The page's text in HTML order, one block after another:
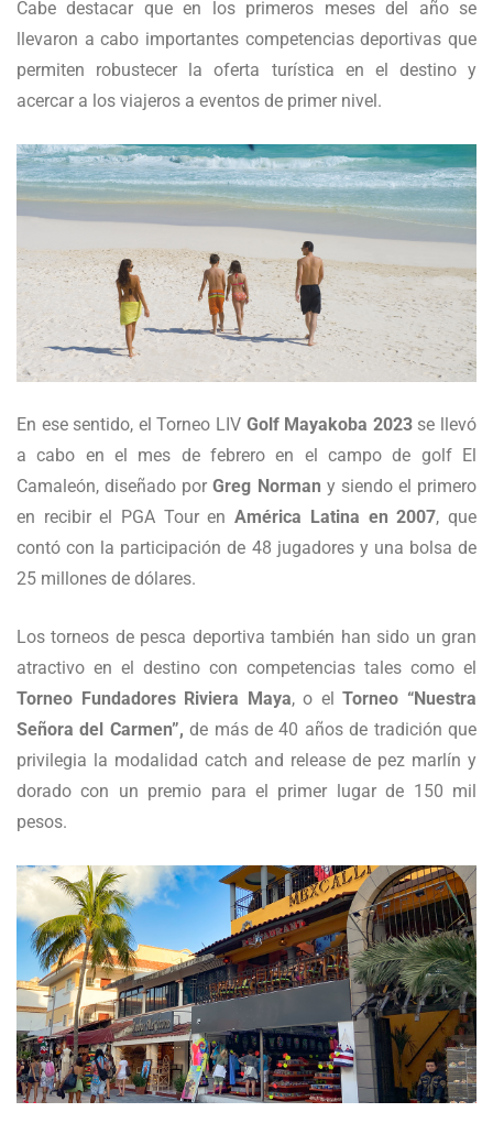
Cabe destacar que en los primeros meses del año se
llevaron a cabo importantes competencias deportivas que
permiten robustecer la oferta turística en el destino y
acercar a los viajeros a eventos de primer nivel.
En ese sentido, el Torneo LIV Golf Mayakoba 2023se llevó
a cabo en el mes de febrero en el campo de golf El
Camaleón, diseñado porGreg Norman y siendo el primero
en recibir el PGA Tour enAmérica Latina en 2007, que
contó con la participación de 48 jugadores y una bolsa de
25 millones de dólares.
Los torneos de pesca deportiva también han sido un gran
atractivo en el destino con competencias tales como el
Torneo Fundadores Riviera Maya, o elTorneo “Nuestra
Señora del Carmen”, de más de 40 años de tradición que
privilegia la modalidad catch and release de pez marlín y
dorado con un premio para el primer lugar de 150 mil
pesos.